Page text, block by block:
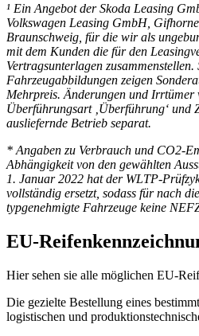
¹ Ein Angebot der Skoda Leasing
Volkswagen Leasing GmbH,
Braunschweig, für die wir als
mit dem Kunden die für den
Vertragsunterlagen zusammenstellen.
Fahrzeugabbildungen zeigen
Mehrpreis. Änderungen und Irrtümer
Überführungsart ‚Überführung‘ und
ausliefernde Betrieb separat.
* Angaben zu Verbrauch und CO2-
Abhängigkeit von den gewählten
1. Januar 2022 hat der WLTP-
vollständig ersetzt, sodass für nach
typgenehmigte Fahrzeuge keine
EU-
Hier sehen sie alle möglichen EU-
Die gezielte Bestellung eines
logistischen und